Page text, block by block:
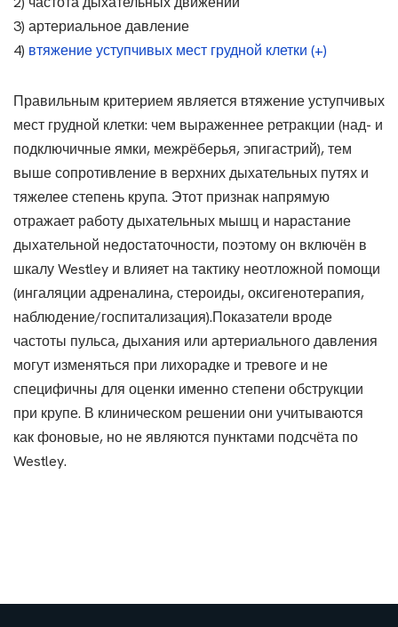
3) артериальное давление
4) втяжение уступчивых мест грудной клетки (+)
Правильным критерием является втяжение уступчивых
мест грудной клетки: чем выраженнее ретракции (над- и
подключичные ямки, межрёберья, эпигастрий), тем
выше сопротивление в верхних дыхательных путях и
тяжелее степень крупа. Этот признак напрямую
отражает работу дыхательных мышц и нарастание
дыхательной недостаточности, поэтому он включён в
шкалу Westley и влияет на тактику неотложной помощи
(ингаляции адреналина, стероиды, оксигенотерапия,
наблюдение/госпитализация).Показатели вроде
частоты пульса, дыхания или артериального давления
могут изменяться при лихорадке и тревоге и не
специфичны для оценки именно степени обструкции
при крупе. В клиническом решении они учитываются
как фоновые, но не являются пунктами подсчёта по
Westley.